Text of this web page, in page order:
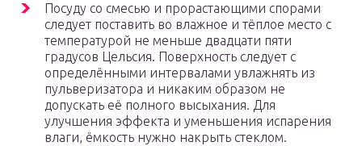
Посуду со смесью и прорастающими спорами
следует поставить во влажное и тёплое место с
температурой не меньше двадцати пяти
градусов Цельсия. Поверхность следует с
определёнными интервалами увлажнять из
пульверизатора и никаким образом не
допускать её полного высыхания. Для
улучшения эффекта и уменьшения испарения
влаги, ёмкость нужно накрыть стеклом.